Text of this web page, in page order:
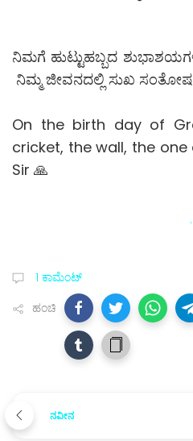
ನಿಮಗೆ ಹುಟ್ಟುಹಬ್ಬದ
ನಿಮ್ಮ ಜೀವನದಲ್ಲಿ ಸುಖ
On the birth day of
cricket, the wall, the one
Sir 🙏
1 ಕಾಮೆಂಟ್
ಹಂಚಿ
ನವೀನ